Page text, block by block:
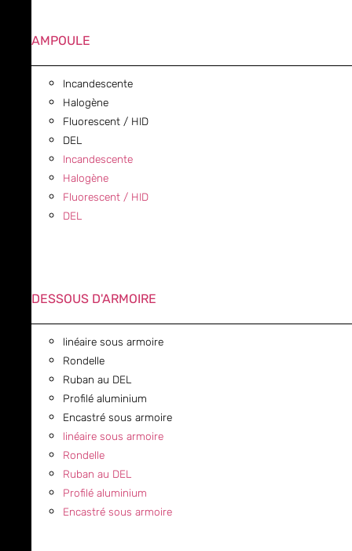
AMPOULE
Incandescente
Halogène
Fluorescent / HID
DEL
Incandescente
Halogène
Fluorescent / HID
DEL
DESSOUS D'ARMOIRE
linéaire sous armoire
Rondelle
Ruban au DEL
Profilé aluminium
Encastré sous armoire
linéaire sous armoire
Rondelle
Ruban au DEL
Profilé aluminium
Encastré sous armoire